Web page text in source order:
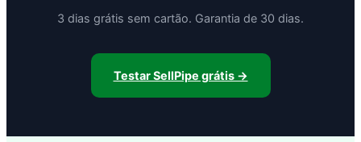
3 dias grátis sem cartão. Garantia de 30 dias.
Testar SellPipe grátis →